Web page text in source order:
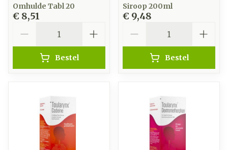
Omhulde Tabl 20
€ 8,51
Bestel
Siroop 200ml
€ 9,48
Bestel